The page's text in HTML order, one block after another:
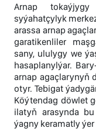
Arnap
syýahatçylyk
arassa arnap
garatikenliler
sany, ululygy we
hasaplanylýar.
arnap agaçlarynyň
otyr. Tebigat
Köýtendag döwlet
ilatyň arasynda
ýagny keramatly